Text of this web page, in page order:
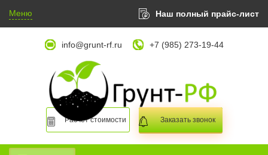
Меню Наш полный прайс-лист
info@grunt-rf.ru +7 (985) 273-19-44
Расчет стоимости Заказать звонок